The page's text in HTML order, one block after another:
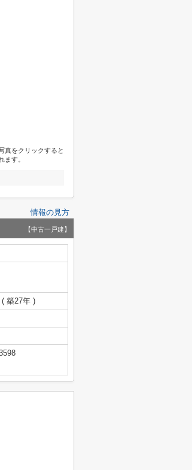
真をクリックすると
ます。
情報の見方
【中古一戸建】
( 築27年 )